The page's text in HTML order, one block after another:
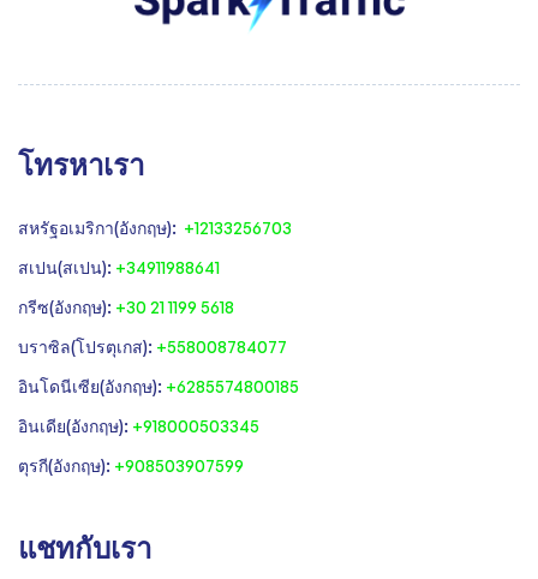
โทรหาเรา
สหรัฐอเมริกา(อังกฤษ): +12133256703
สเปน(สเปน): +34911988641
‍กรีซ(อังกฤษ): +30 21 1199 5618
‍บราซิล(โปรตุเกส): +558008784077‍
‍อินโดนีเซีย(อังกฤษ): +6285574800185
อินเดีย(อังกฤษ): +918000503345
ตุรกี(อังกฤษ): +908503907599
แชทกับเรา